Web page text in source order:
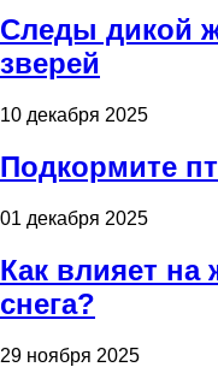
Следы дикой
зверей
10 декабря 2025
Подкормите
01 декабря 2025
Как влияет на
снега?
29 ноября 2025